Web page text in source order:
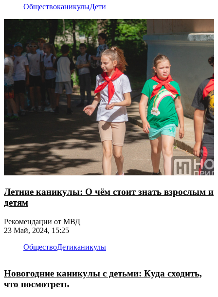
ОбществоканикулыДети
Летние каникулы: О чём стоит знать взрослым и
детям
Рекомендации от МВД
23 Май, 2024, 15:25
ОбществоДетиканикулы
Новогодние каникулы с детьми: Куда сходить,
что посмотреть